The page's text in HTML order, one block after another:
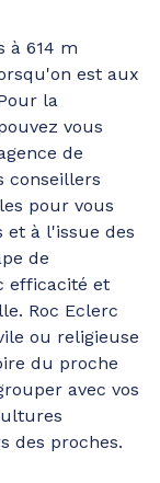
à 614 m
est aux
la
vous
de
conseillers
pour vous
et à l'issue des
de
efficacité et
Roc Eclerc
ou religieuse
du proche
avec vos
des proches.